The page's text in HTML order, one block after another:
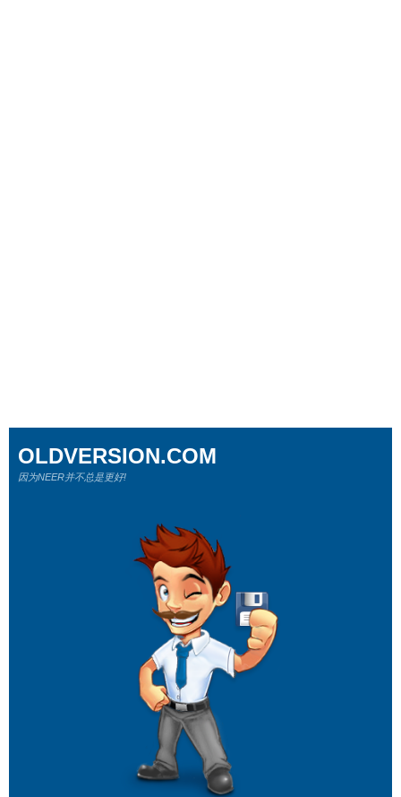
OLDVERSION.COM
因为NEER并不总是更好!